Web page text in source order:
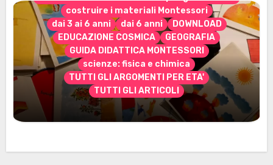
costruire i materiali Montessori
dai 3 ai 6 anni
dai 6 anni
DOWNLOAD
EDUCAZIONE COSMICA
GEOGRAFIA
GUIDA DIDATTICA MONTESSORI
scienze: fisica e chimica
TUTTI GLI ARGOMENTI PER ETA'
TUTTI GLI ARTICOLI
Marzo 2026: nuovi materiali stampabili
per gli abbonati